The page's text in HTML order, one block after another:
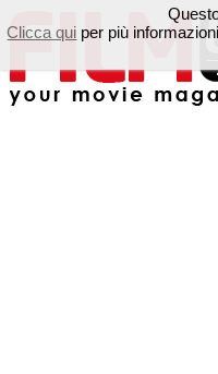
Clicca qui per più